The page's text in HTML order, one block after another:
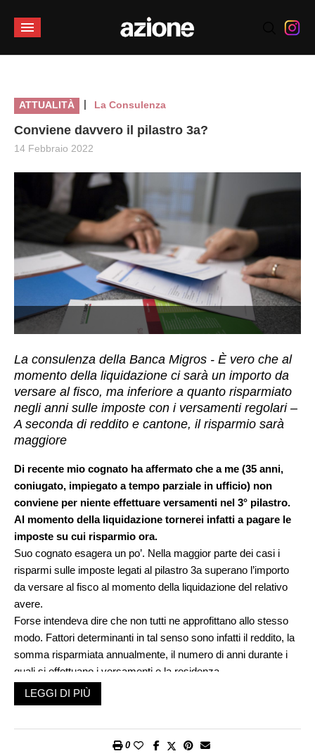
ATTUALITÀ | La Consulenza
Conviene davvero il pilastro 3a?
14 Febbraio 2022
La consulenza della Banca Migros - È vero che al
momento della liquidazione ci sarà un importo da
versare al fisco, ma inferiore a quanto risparmiato
negli anni sulle imposte con i versamenti regolari –
A seconda di reddito e cantone, il risparmio sarà
maggiore
Di recente mio cognato ha affermato che a me (35 anni,
coniugato, impiegato a tempo parziale in ufficio) non
conviene per niente effettuare versamenti nel 3° pilastro.
Al momento della liquidazione tornerei infatti a pagare le
imposte su cui risparmio ora.
Suo cognato esagera un po’. Nella maggior parte dei casi i
risparmi sulle imposte legati al pilastro 3a superano l’importo
da versare al fisco al momento della liquidazione del relativo
avere.
Forse intendeva dire che non tutti ne approfittano allo stesso
modo. Fattori determinanti in tal senso sono infatti il reddito, la
somma risparmiata annualmente, il numero di anni durante i
quali si effettuano i versamenti e la residenza.
Dato che in Svizzera, a causa della progressione, i redditi più
elevati vengono tassati maggiormente, i risparmiatori 3a con
imposte. In altre parole, se lei detraesse l’attuale importo
LEGGI DI PIÙ
0